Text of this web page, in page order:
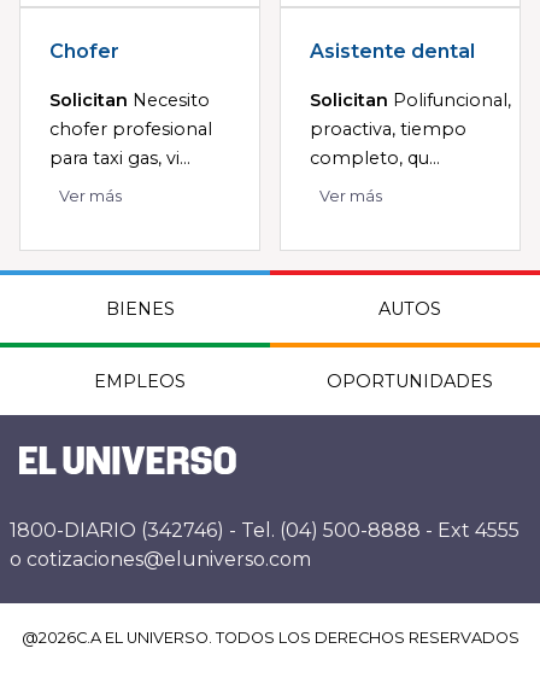
Chofer
Solicitan Necesito
chofer profesional
para taxi gas, vi...
Ver más
Asistente dental
Solicitan Polifuncional,
proactiva, tiempo
completo, qu...
Ver más
BIENES AUTOS
EMPLEOS OPORTUNIDADES
1800-DIARIO (342746) - Tel. (04) 500-8888 - Ext 4555
o cotizaciones@eluniverso.com
@2026C.A EL UNIVERSO. TODOS LOS DERECHOS RESERVADOS